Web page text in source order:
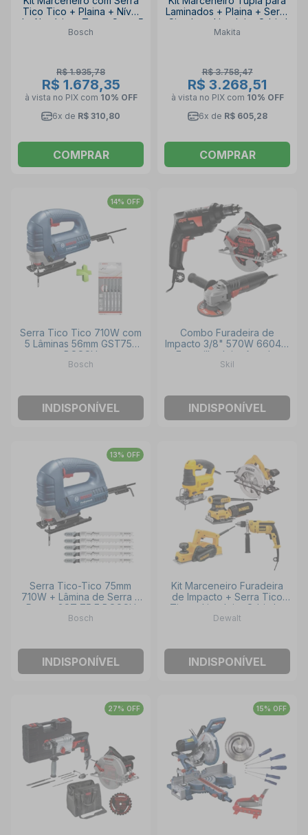
Tico Tico + Plaina + Nível
de Alumínio + Trena Curta 5
Metros BOSCH
Bosch
R$ 1.935,78
R$ 1.678,35
à vista no PIX com 10% OFF
6x de R$ 310,80
COMPRAR
Laminados + Plaina + Serra
Circular + Lixadeira Orbital
+ Furadeira de Impacto
Makita
R$ 3.758,47
R$ 3.268,51
à vista no PIX com 10% OFF
6x de R$ 605,28
COMPRAR
14% OFF
Serra Tico Tico 710W com
5 Lâminas 56mm GST75E
BOSCH
Bosch
INDISPONÍVEL
Combo Furadeira de
Impacto 3/8" 570W 6604 +
Esmerilhadeira Angular
4.1/2" 700W 9002 + Serra
Skil
INDISPONÍVEL
13% OFF
Serra Tico-Tico 75mm
710W + Lâmina de Serra 5
Peças GST 75 E BOSCH
Bosch
INDISPONÍVEL
Kit Marceneiro Furadeira
de Impacto + Serra Tico
Tico + Lixadeira Orbital +
Serra Circular + Plaina
Dewalt
INDISPONÍVEL
27% OFF 15% OFF